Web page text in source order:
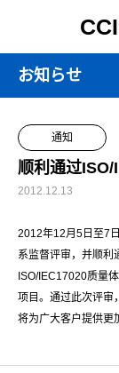
お知らせ
通知
顺利通过ISO/
2012.12.13
2012年12月5日至7
系监督评审，并顺利
ISO/IEC17020质量
项目。通过此次评审
将为广大客户提供更